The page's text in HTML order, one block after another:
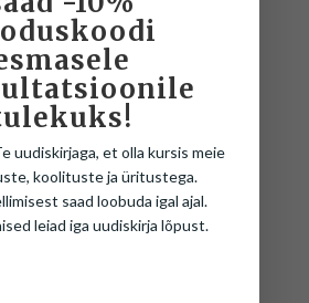
erinevat tüüpi (magnetiga,
Sobivaim variant vali välja
Kummist
elastsed, mis teeb
eriti lihtsaks ja
kuulub üks paar paelu ja
uudiskirjaga, et olla kursis meie
koolituste ja üritustega.
saad loobuda igal ajal.
leiad iga uudiskirja lõpust.